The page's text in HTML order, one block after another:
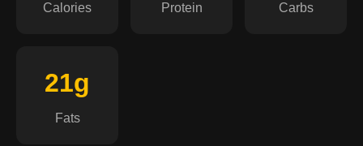
Calories Protein Carbs
21g
Fats